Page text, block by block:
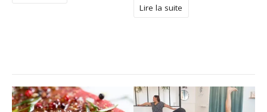
Lire la suite